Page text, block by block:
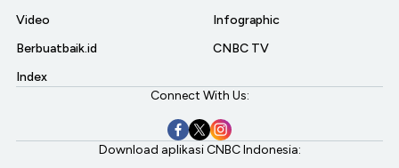
Video
Berbuatbaik.id
Index
Infographic
CNBC TV
Connect With Us:
Download aplikasi CNBC Indonesia: